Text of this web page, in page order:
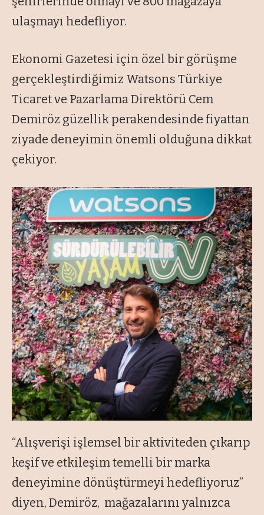
ulaşmayı hedefliyor.
Ekonomi Gazetesi için özel bir görüşme
gerçekleştirdiğimiz Watsons Türkiye
Ticaret ve Pazarlama Direktörü Cem
Demiröz güzellik perakendesinde fiyattan
ziyade deneyimin önemli olduğuna dikkat
çekiyor.
“Alışverişi işlemsel bir aktiviteden çıkarıp
keşif ve etkileşim temelli bir marka
deneyimine dönüştürmeyi hedefliyoruz”
diyen, Demiröz, mağazalarını yalnızca